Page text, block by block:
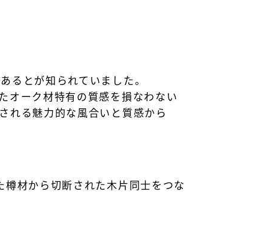
るとが知られていました。
オーク材特有の質感を損なわない
れる魅力的な風合いと質感から
材から切断された木片同士をつな